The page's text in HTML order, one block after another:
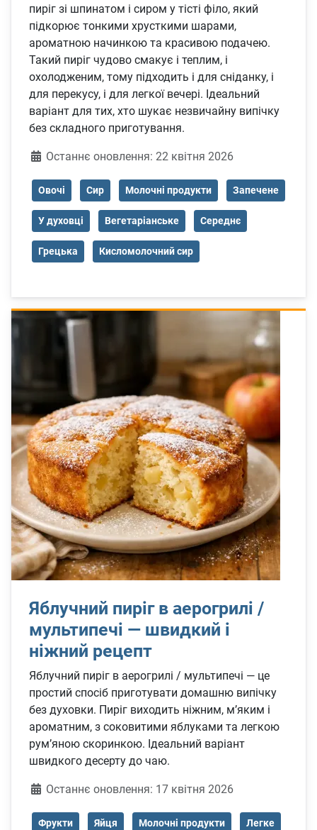
пиріг зі шпинатом і сиром у тісті філо, який
підкорює тонкими хрусткими шарами,
ароматною начинкою та красивою подачею.
Такий пиріг чудово смакує і теплим, і
охолодженим, тому підходить і для сніданку, і
для перекусу, і для легкої вечері. Ідеальний
варіант для тих, хто шукає незвичайну випічку
без складного приготування.
ДеталіОстаннє оновлення: 22 квітня 2026
Овочі Сир Молочні продукти Запечене
У духовці Вегетаріанське Середнє
Грецька Кисломолочний сир
Яблучний пиріг в аерогрилі /
мультипечі — швидкий і
ніжний рецепт
Яблучний пиріг в аерогрилі / мультипечі — це
простий спосіб приготувати домашню випічку
без духовки. Пиріг виходить ніжним, м’яким і
ароматним, з соковитими яблуками та легкою
рум’яною скоринкою. Ідеальний варіант
швидкого десерту до чаю.
ДеталіОстаннє оновлення: 17 квітня 2026
Фрукти Яйця Молочні продукти Легке